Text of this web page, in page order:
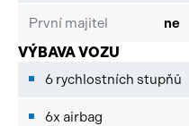
První majitel ne
VÝBAVA VOZU
6 rychlostních stupňů
6x airbag